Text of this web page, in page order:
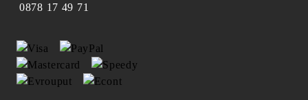
0878 17 49 71